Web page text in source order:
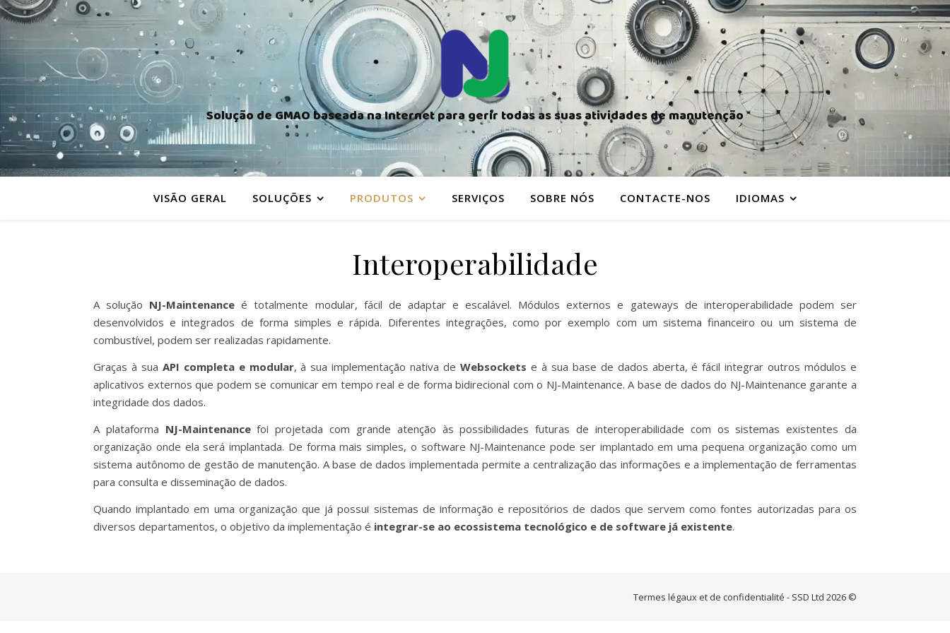
Solução de GMAO baseada na Internet para gerir todas as suas atividades de manutenção
VISÃO GERAL SOLUÇÕES PRODUTOS SERVIÇOS SOBRE NÓS CONTACTE-NOS IDIOMAS
Interoperabilidade
A solução NJ-Maintenance é totalmente modular, fácil de adaptar e escalável. Módulos externos e gateways de interoperabilidade podem ser
desenvolvidos e integrados de forma simples e rápida. Diferentes integrações, como por exemplo com um sistema financeiro ou um sistema de
combustível, podem ser realizadas rapidamente.
Graças à sua API completa e modular, à sua implementação nativa deWebsockets e à sua base de dados aberta, é fácil integrar outros módulos e
aplicativos externos que podem se comunicar em tempo real e de forma bidirecional com o NJ-Maintenance. A base de dados do NJ-Maintenance garante a
integridade dos dados.
A plataforma NJ-Maintenancefoi projetada com grande atenção às possibilidades futuras de interoperabilidade com os sistemas existentes da
organização onde ela será implantada. De forma mais simples, o software NJ-Maintenance pode ser implantado em uma pequena organização como um
sistema autônomo de gestão de manutenção. A base de dados implementada permite a centralização das informações e a implementação de ferramentas
para consulta e disseminação de dados.
Quando implantado em uma organização que já possui sistemas de informação e repositórios de dados que servem como fontes autorizadas para os
diversos departamentos, o objetivo da implementação é integrar-se ao ecossistema tecnológico e de software já existente.
Termes légaux et de confidentialité - SSD Ltd 2026 ©